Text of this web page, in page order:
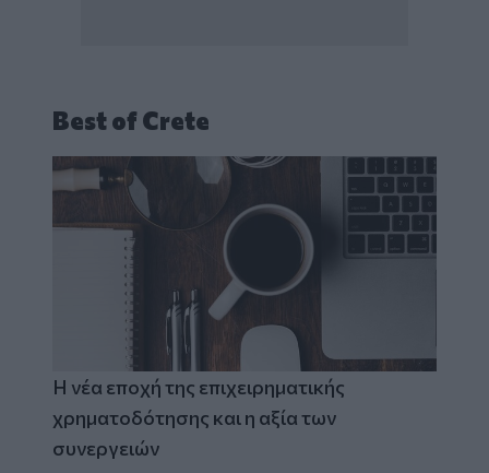
Best of Crete
Η νέα εποχή της επιχειρηματικής
χρηματοδότησης και η αξία των
συνεργειών